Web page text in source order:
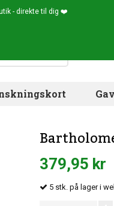
- direkte til dig ❤️
379,95 kr
5 stk. på lager i